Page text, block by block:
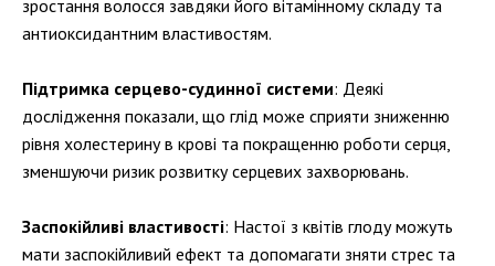
зростання волосся завдяки його вітамінному складу та
антиоксидантним властивостям.
Підтримка серцево-судинної системи: Деякі
дослідження показали, що глід може сприяти зниженню
рівня холестерину в крові та покращенню роботи серця,
зменшуючи ризик розвитку серцевих захворювань.
Заспокійливі властивості: Настої з квітів глоду можуть
мати заспокійливий ефект та допомагати зняти стрес та